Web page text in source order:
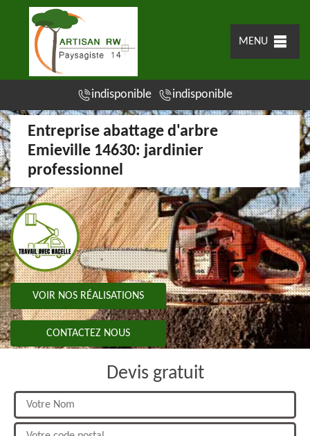
MENU
indisponible indisponible
Entreprise abattage d'arbre
Emieville 14630: jardinier
professionnel
VOIR NOS RÉALISATIONS
CONTACTEZ NOUS
Devis gratuit